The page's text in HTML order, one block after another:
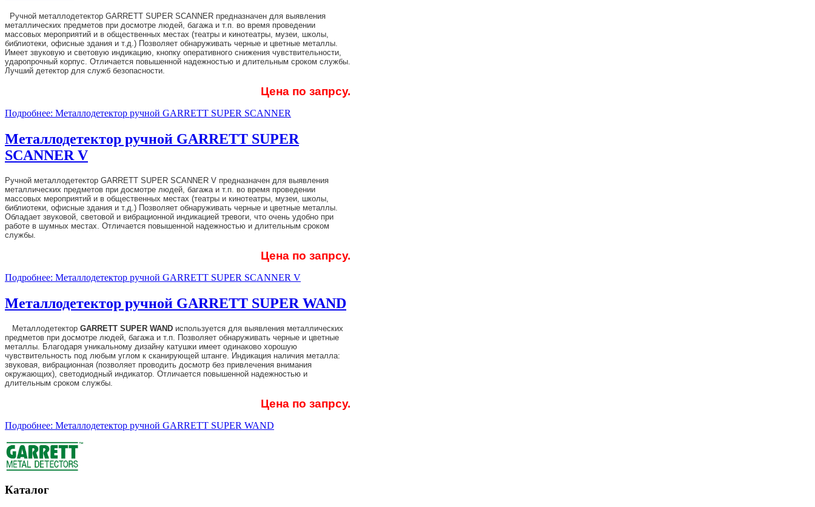
Ручной металлодетектор GARRETT SUPER SCANNER предназначен для выявления
металлических предметов при досмотре людей, багажа и т.п. во время проведении
массовых мероприятий и в общественных местах (театры и кинотеатры, музеи, школы,
библиотеки, офисные здания и т.д.) Позволяет обнаруживать черные и цветные металлы.
Имеет звуковую и световую индикацию, кнопку оперативного снижения чувствительности,
ударопрочный корпус. Отличается повышенной надежностью и длительным сроком службы.
Лучший детектор для служб безопасности.
Цена по запрсу.
Подробнее: Металлодетектор ручной GARRETT SUPER SCANNER
Металлодетектор ручной GARRETT SUPER
SCANNER V
Ручной металлодетектор GARRETT SUPER SCANNER V предназначен для выявления
металлических предметов при досмотре людей, багажа и т.п. во время проведении
массовых мероприятий и в общественных местах (театры и кинотеатры, музеи, школы,
библиотеки, офисные здания и т.д.) Позволяет обнаруживать черные и цветные металлы.
Обладает звуковой, световой и вибрационной индикацией тревоги, что очень удобно при
работе в шумных местах. Отличается повышенной надежностью и длительным сроком
службы.
Цена по запрсу.
Подробнее: Металлодетектор ручной GARRETT SUPER SCANNER V
Металлодетектор ручной GARRETT SUPER WAND
Металлодетектор GARRETT SUPER WAND используется для выявления металлических
предметов при досмотре людей, багажа и т.п. Позволяет обнаруживать черные и цветные
металлы. Благодаря уникальному дизайну катушки имеет одинаково хорошую
чувствительность под любым углом к сканирующей штанге. Индикация наличия металла:
звуковая, вибрационная (позволяет проводить досмотр без привлечения внимания
окружающих), светодиодный индикатор. Отличается повышенной надежностью и
длительным сроком службы.
Цена по запрсу.
Подробнее: Металлодетектор ручной GARRETT SUPER WAND
Каталог